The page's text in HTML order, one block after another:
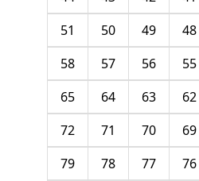
48
49
50
51
55
56
57
58
62
63
64
65
69
70
71
72
76
77
78
79